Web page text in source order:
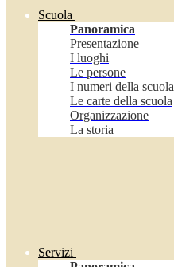
Scuola
Panoramica
Presentazione
I luoghi
Le persone
I numeri della scuola
Le carte della scuola
Organizzazione
La storia
Servizi